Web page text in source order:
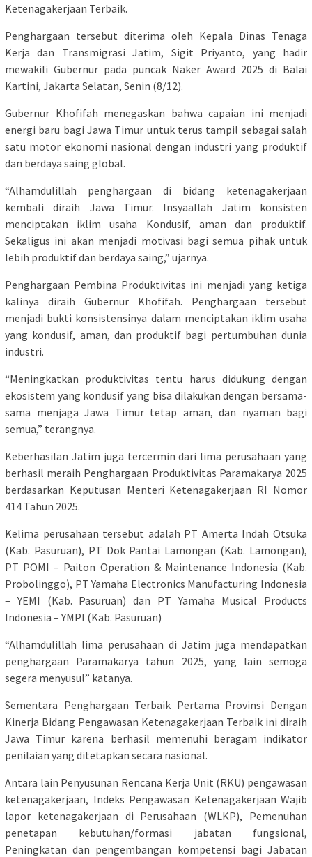
Ketenagakerjaan Terbaik.
Penghargaan tersebut diterima oleh Kepala Dinas Tenaga
Kerja dan Transmigrasi Jatim, Sigit Priyanto, yang hadir
mewakili Gubernur pada puncak Naker Award 2025 di Balai
Kartini, Jakarta Selatan, Senin (8/12).
Gubernur Khofifah menegaskan bahwa capaian ini menjadi
energi baru bagi Jawa Timur untuk terus tampil sebagai salah
satu motor ekonomi nasional dengan industri yang produktif
dan berdaya saing global.
“Alhamdulillah penghargaan di bidang ketenagakerjaan
kembali diraih Jawa Timur. Insyaallah Jatim konsisten
menciptakan iklim usaha Kondusif, aman dan produktif.
Sekaligus ini akan menjadi motivasi bagi semua pihak untuk
lebih produktif dan berdaya saing,” ujarnya.
Penghargaan Pembina Produktivitas ini menjadi yang ketiga
kalinya diraih Gubernur Khofifah. Penghargaan tersebut
menjadi bukti konsistensinya dalam menciptakan iklim usaha
yang kondusif, aman, dan produktif bagi pertumbuhan dunia
industri.
“Meningkatkan produktivitas tentu harus didukung dengan
ekosistem yang kondusif yang bisa dilakukan dengan bersama-
sama menjaga Jawa Timur tetap aman, dan nyaman bagi
semua,” terangnya.
Keberhasilan Jatim juga tercermin dari lima perusahaan yang
berhasil meraih Penghargaan Produktivitas Paramakarya 2025
berdasarkan Keputusan Menteri Ketenagakerjaan RI Nomor
414 Tahun 2025.
Kelima perusahaan tersebut adalah PT Amerta Indah Otsuka
(Kab. Pasuruan), PT Dok Pantai Lamongan (Kab. Lamongan),
PT POMI – Paiton Operation & Maintenance Indonesia (Kab.
Probolinggo), PT Yamaha Electronics Manufacturing Indonesia
– YEMI (Kab. Pasuruan) dan PT Yamaha Musical Products
Indonesia – YMPI (Kab. Pasuruan)
“Alhamdulillah lima perusahaan di Jatim juga mendapatkan
penghargaan Paramakarya tahun 2025, yang lain semoga
segera menyusul” katanya.
Sementara Penghargaan Terbaik Pertama Provinsi Dengan
Kinerja Bidang Pengawasan Ketenagakerjaan Terbaik ini diraih
Jawa Timur karena berhasil memenuhi beragam indikator
penilaian yang ditetapkan secara nasional.
Antara lain Penyusunan Rencana Kerja Unit (RKU) pengawasan
ketenagakerjaan, Indeks Pengawasan Ketenagakerjaan Wajib
lapor ketenagakerjaan di Perusahaan (WLKP), Pemenuhan
penetapan kebutuhan/formasi jabatan fungsional,
Peningkatan dan pengembangan kompetensi bagi Jabatan